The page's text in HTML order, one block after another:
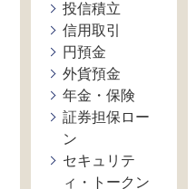
投信積立
信用取引
円預金
外貨預金
年金・保険
証券担保ロー
ン
セキュリテ
ィ・トークン